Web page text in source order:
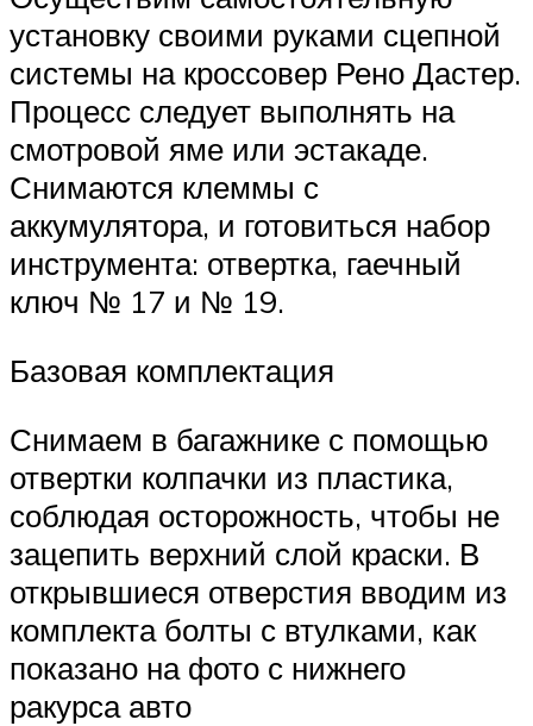
установку своими руками сцепной
системы на кроссовер Рено Дастер.
Процесс следует выполнять на
смотровой яме или эстакаде.
Снимаются клеммы с
аккумулятора, и готовиться набор
инструмента: отвертка, гаечный
ключ № 17 и № 19.
Базовая комплектация
Снимаем в багажнике с помощью
отвертки колпачки из пластика,
соблюдая осторожность, чтобы не
зацепить верхний слой краски. В
открывшиеся отверстия вводим из
комплекта болты с втулками, как
показано на фото с нижнего
ракурса авто